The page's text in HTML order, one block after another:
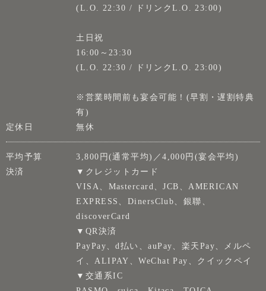
(L.O. 22:30 / ドリンクL.O. 23:00)
土日祝
16:00～23:30
(L.O. 22:30 / ドリンクL.O. 23:00)
※営業時間前も宴会可能！(早割・遅割特典
有)
定休日
無休
平均予算
3,800円(通常平均)／4,000円(宴会平均)
決済
▼クレジットカード
VISA、Mastercard、JCB、AMERICAN
EXPRESS、DinersClub、銀聯、
discoverCard
▼QR決済
PayPay、d払い、auPay、楽天Pay、メルペ
イ、ALIPAY、WeChat Pay、クイックペイ
▼交通系IC